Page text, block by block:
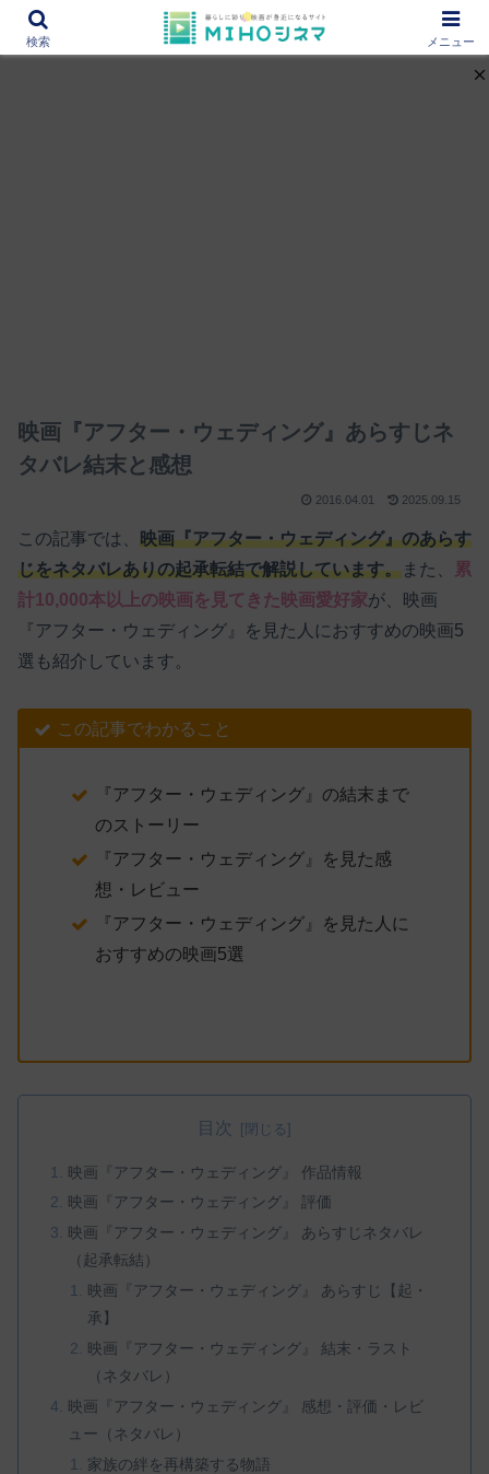
12000作品を紹介！あなたの映画図書館『MIHOシネマ』
映画『アフター・ウェディング』あらすじネ
タバレ結末と感想
2016.04.01 2025.09.15
この記事では、 映画『アフター・ウェディング』のあらす
じをネタバレありの起承転結で解説しています。 また、
累
計10,000本以上の映画を見てきた映画愛好家が、映画
『アフター・ウェディング』を見た人におすすめの映画5
選も紹介しています。
この記事でわかること
『アフター・ウェディング』の結末まで
のストーリー
『アフター・ウェディング』を見た感
想・レビュー
『アフター・ウェディング』を見た人に
おすすめの映画5選
目次
映画『アフター・ウェディング』 作品情報
映画『アフター・ウェディング』 評価
映画『アフター・ウェディング』 あらすじネタバレ
（起承転結）
映画『アフター・ウェディング』 あらすじ【起・
承】
映画『アフター・ウェディング』 結末・ラスト
（ネタバレ）
映画『アフター・ウェディング』 感想・評価・レビ
ュー（ネタバレ）
家族の絆を再構築する物語
検索 メニュー